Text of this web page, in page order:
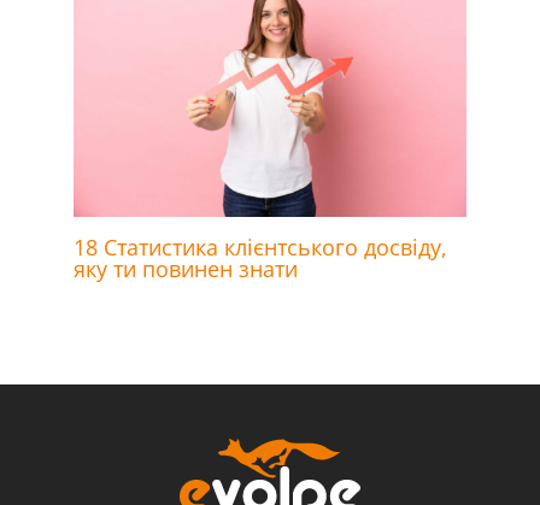
18 Статистика клієнтського досвіду,
яку ти повинен знати